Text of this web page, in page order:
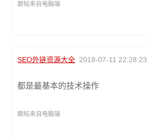
跟帖来自电脑端
SEO外链资源大全 2018-07-11 22:28:23
都是最基本的技术操作
跟帖来自电脑端